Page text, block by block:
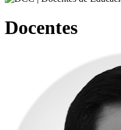
Docentes